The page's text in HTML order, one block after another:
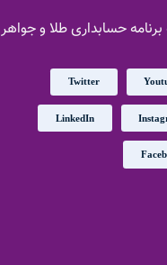
حسابداری طلا و جواهر
Twitter
LinkedIn